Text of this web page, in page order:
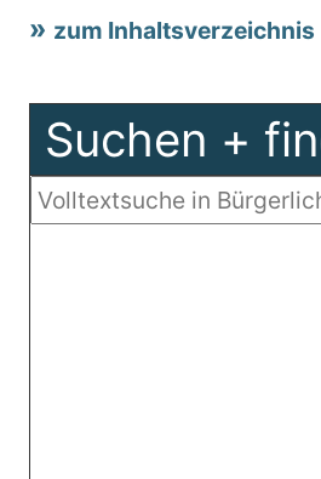
zum Inhaltsverzeichnis
Suchen +